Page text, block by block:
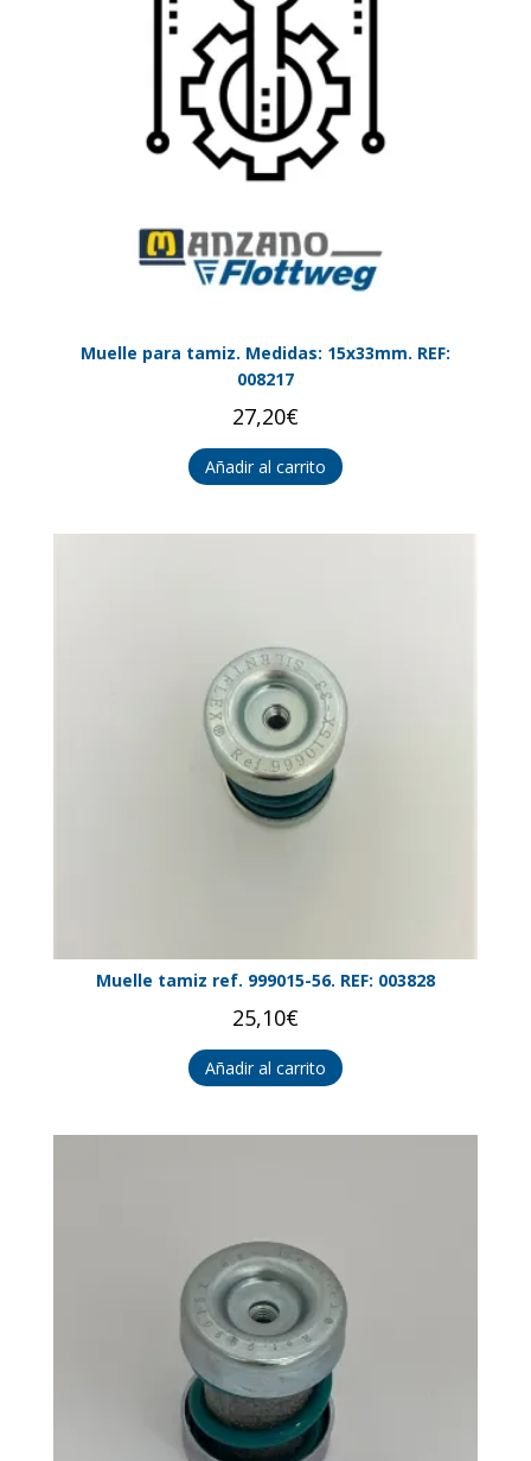
Muelle para tamiz. Medidas: 15x33mm. REF:
008217
27,20€
Añadir al carrito
Muelle tamiz ref. 999015-56. REF: 003828
25,10€
Añadir al carrito